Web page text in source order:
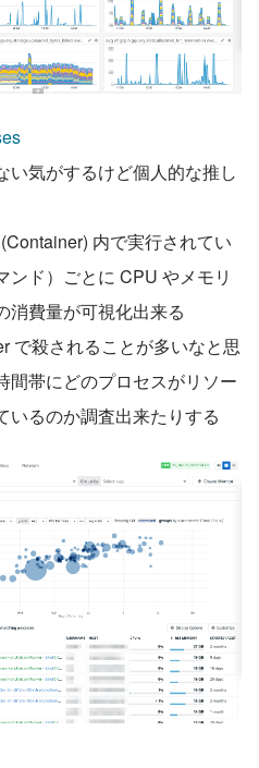
い気がするけど個人的な推し
内で実行されてい
ンド）ごとに CPU やメモリ
消費量が可視化出来る
で殺されることが多いなと思
間帯にどのプロセスがリソー
いるのか調査出来たりする